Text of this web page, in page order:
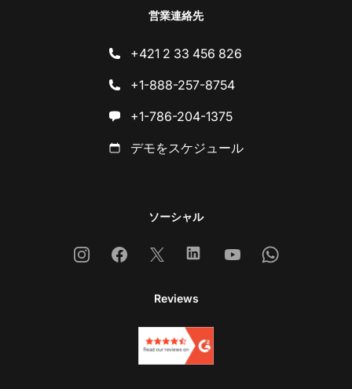
営業連絡先
+421 2 33 456 826
+1-888-257-8754
+1-786-204-1375
デモをスケジュール
ソーシャル
InstagramFacebook
X LinkedinYoutubeWhatsapp
Reviews